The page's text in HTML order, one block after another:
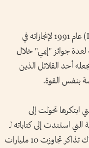
كما فاز بجائزة "إنك بوت" (Inkpot Award) عام 1991 لإنجازاته في
لعدة جوائز "إيمي" خلال
أحد القلائل الذين
بنفس القوة.
ابتكرها تحولت إلى
استندت إلى كتاباته لـ
"سبايدر مان" و"باتمان" حققت إيرادات شباك تذاكر تجاوزت 10 مليارات